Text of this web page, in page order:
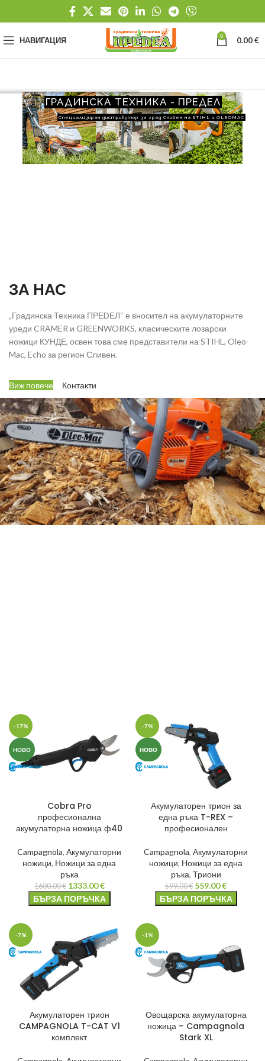
НАВИГАЦИЯ 0 0.00€
ГРАДИНСКА ТЕХНИКА - ПРЕДЕЛ
Специализиран дистрибутор за град Сливен на STIHL и OLEOMAC
ЗА НАС
„Градинска Техника ПРЕDЕЛ“ е вносител на акумулаторните
уреди CRAMER и GREENWORKS, класическите лозарски
ножици КУНДЕ, освен това сме представители на STIHL, Oleo-
Mac, Echo за регион Сливен.
Виж повече Контакти
-17%
НОВО
Cobra Pro
професионална
акумулаторна ножица ф40
Campagnola, Акумулаторни
ножици, Ножици за една
ръка
1600.00€ 1333.00€
БЪРЗА ПОРЪЧКА
-7%
НОВО
Акумулаторен трион за
една ръка T-REX –
професионален
Campagnola, Акумулаторни
ножици, Ножици за една
ръка, Триони
599.00€ 559.00€
БЪРЗА ПОРЪЧКА
-7%
Акумулаторен трион
CAMPAGNOLA T-CAT V1
комплект
-1%
Овощарска акумулаторна
ножица – Campagnola
Stark XL